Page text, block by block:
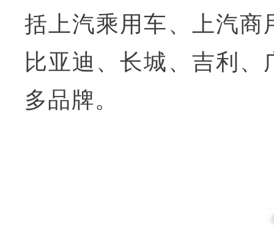
括上汽乘用车、上汽
比亚迪、长城、吉利
多品牌。